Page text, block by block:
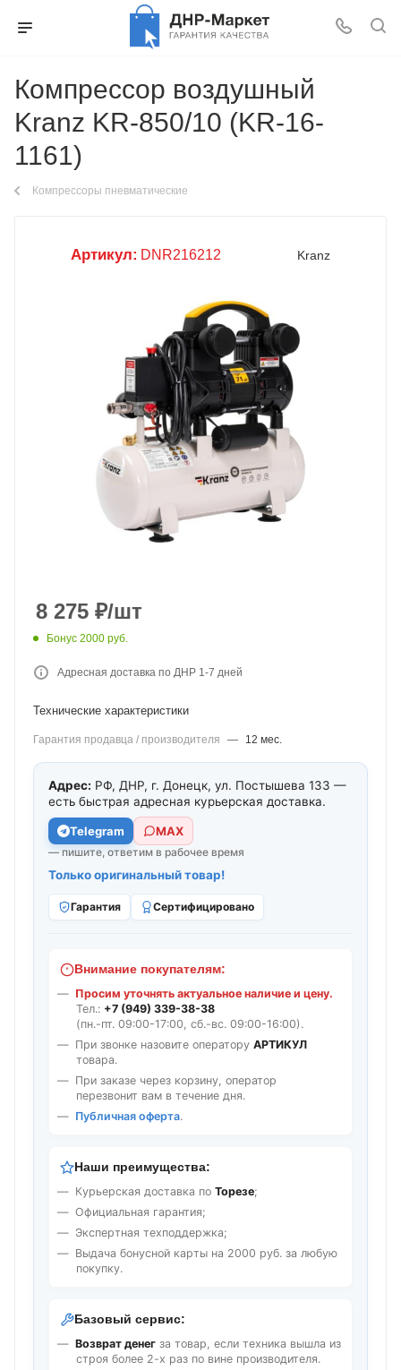
Компрессор воздушный
Kranz KR-850/10 (KR-16-
1161)
Компрессоры пневматические
Артикул: DNR216212 Kranz
8 275 ₽/шт
Бонус 2000 руб.
Адресная доставка по ДНР 1-7 дней
Технические характеристики
Гарантия продавца / производителя — 12 мес.
Адрес: РФ, ДНР, г. Донецк, ул. Постышева 133 —
есть быстрая адресная курьерская доставка.
Telegram МАХ
— пишите, ответим в рабочее время
Только оригинальный товар!
Гарантия Сертифицировано
Внимание покупателям:
Просим уточнять актуальное наличие и цену.
Тел.: +7 (949) 339-38-38
(пн.-пт. 09:00-17:00, сб.-вс. 09:00-16:00).
При звонке назовите оператору АРТИКУЛ
товара.
При заказе через корзину, оператор
перезвонит вам в течение дня.
Публичная оферта.
Наши преимущества:
Курьерская доставка по Торезе;
Официальная гарантия;
Экспертная техподдержка;
Выдача бонусной карты на 2000 руб. за любую
покупку.
Базовый сервис:
Возврат денег за товар, если техника вышла из
строя более 2-х раз по вине производителя.